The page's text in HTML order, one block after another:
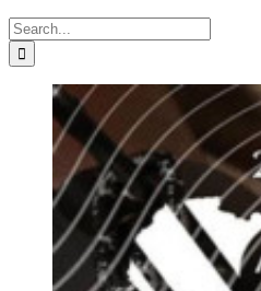
Search
for:
View
Larger
Image